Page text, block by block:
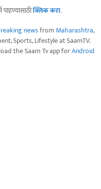
क्लिक करा.
newsfrom Maharashtra,
Sports, Lifestyle at SaamTV.
the Saam Tv app forAndroid